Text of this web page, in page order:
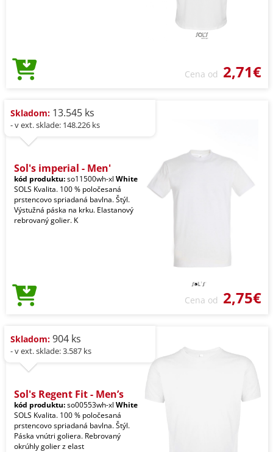
Cena od 2,71€
Skladom: 13.545 ks
- v ext. sklade: 148.226 ks
Sol's imperial - Men'
kód produktu:so11500wh-xl White
SOLS Kvalita. 100 % poločesaná
prstencovo spriadaná bavlna. Štýl.
Výstužná páska na krku. Elastanový
rebrovaný golier. K
Cena od 2,75€
Skladom: 904 ks
- v ext. sklade: 3.587 ks
Sol's Regent Fit - Men’s
kód produktu:so00553wh-xl White
SOLS Kvalita. 100 % poločesaná
prstencovo spriadaná bavlna. Štýl.
Páska vnútri goliera. Rebrovaný
okrúhly golier z elast